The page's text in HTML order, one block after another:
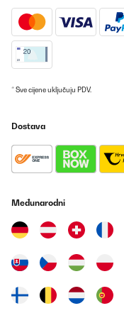
* Sve cijene uključuju PDV.
Dostava
Međunarodni